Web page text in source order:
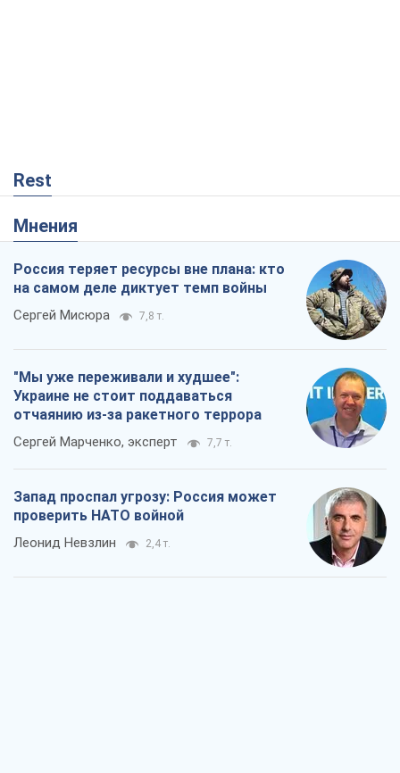
Rest
Мнения
Россия теряет ресурсы вне плана: кто
на самом деле диктует темп войны
Сергей Мисюра 7,8 т.
"Мы уже переживали и худшее":
Украине не стоит поддаваться
отчаянию из-за ракетного террора
Сергей Марченко, эксперт 7,7 т.
Запад проспал угрозу: Россия может
проверить НАТО войной
Леонид Невзлин 2,4 т.